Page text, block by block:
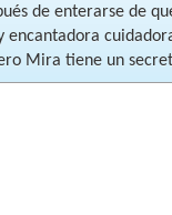
de enterarse de
Mira tiene un